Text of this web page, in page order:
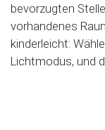
bevorzugten
vorhandenes
kinderleicht:
Lichtmodus, und